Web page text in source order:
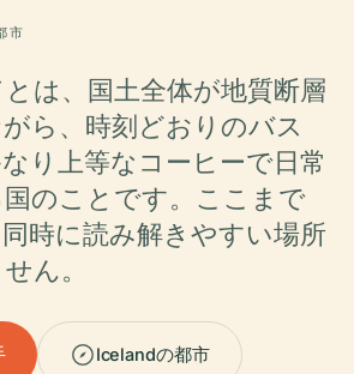
市
は、国土全体が地質断層
ら、時刻どおりのバス
り上等なコーヒーで日常
のことです。ここまで
時に読み解きやすい場所
ん。
Icelandの都市